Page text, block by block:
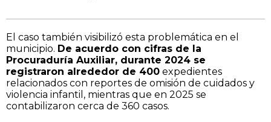
El caso también visibilizó esta problemática en el
municipio. De acuerdo con cifras de la
Procuraduría Auxiliar, durante 2024 se
registraron alrededor de 400 expedientes
relacionados con reportes de omisión de cuidados y
violencia infantil, mientras que en 2025 se
contabilizaron cerca de 360 casos.